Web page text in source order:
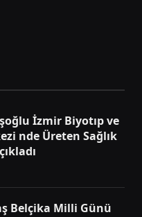
İzmir Biyotıp ve
nde Üreten Sağlık
Belçika Milli Günü